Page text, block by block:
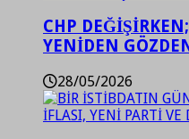
CHP
YENİDEN
28/05/2026